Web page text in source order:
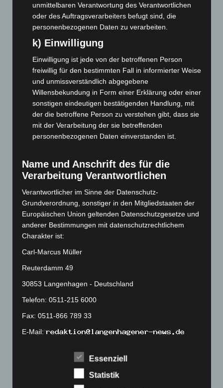
Juli 2023(118)
Mai 2023
(139)
März 2023(174)
Februar 2023(154)
Januar 2023(140)
Dezember 2022(130)
November 2022(167)
Oktober 2022(166)
August 2022(166)
Juni 2022(167)
Mai 2022(177)
April 2022
(198)
Oktober 2021(171)
September 2021(180)
(154)
unmittelbaren Verantwortung des Verantwortlichen
oder des Auftragsverarbeiters befugt sind, die
personenbezogenen Daten zu verarbeiten.
k) Einwilligung
Einwilligung ist jede von der betroffenen Person
freiwillig für den bestimmten Fall in informierter Weise
und unmissverständlich abgegebene
Willensbekundung in Form einer Erklärung oder einer
sonstigen eindeutigen bestätigenden Handlung, mit
der die betroffene Person zu verstehen gibt, dass sie
mit der Verarbeitung der sie betreffenden
personenbezogenen Daten einverstanden ist.
Name und Anschrift des für die
Verarbeitung Verantwortlichen
Verantwortlicher im Sinne der Datenschutz-
Grundverordnung, sonstiger in den Mitgliedstaaten der
Europäischen Union geltenden Datenschutzgesetze und
anderer Bestimmungen mit datenschutzrechtlichem
Charakter ist:
Carl-Marcus Müller
Reuterdamm 49
30853 Langenhagen - Deutschland
Telefon: 0511-215 6000
Fax: 0511-866 789 33
E-Mail:
Die Internetseiten verwenden Cookies. Cookies sind
Textdateien, welche über einen Internetbrowser auf
Essenziell
Statistik